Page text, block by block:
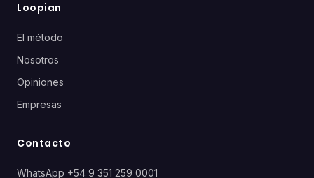
Loopian
El método
Nosotros
Opiniones
Empresas
Contacto
WhatsApp +54 9 351 259 0001